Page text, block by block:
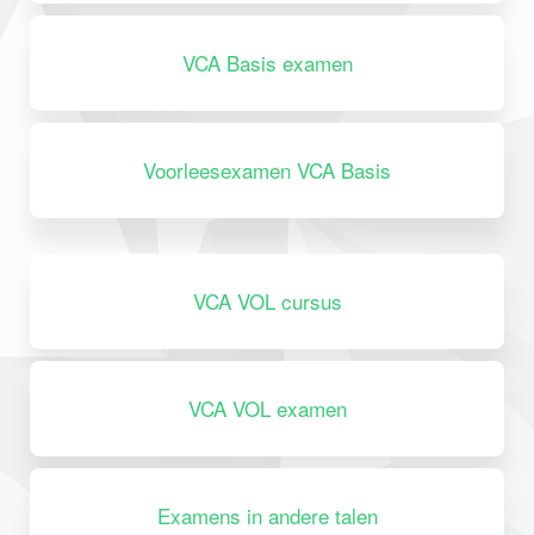
VCA Basis examen
Voorleesexamen VCA Basis
VCA VOL cursus
VCA VOL examen
Examens in andere talen